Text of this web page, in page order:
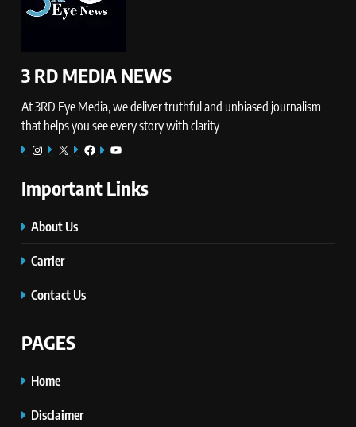
3 RD MEDIA NEWS
At 3RD Eye Media, we deliver truthful and unbiased journalism
that helps you see every story with clarity
Instagram
X Facebook
YouTube
Important Links
About Us
Carrier
Contact Us
PAGES
Home
Disclaimer